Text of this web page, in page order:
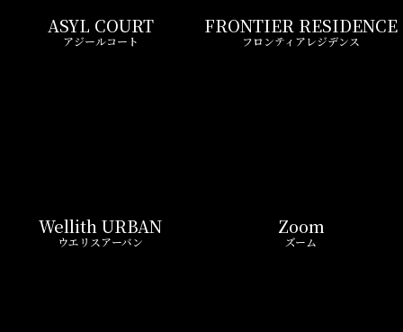
ASYL COURT
アジールコート
FRONTIER RESIDENCE
フロンティアレジデンス
Wellith URBAN
ウエリスアーバン
Zoom
ズーム